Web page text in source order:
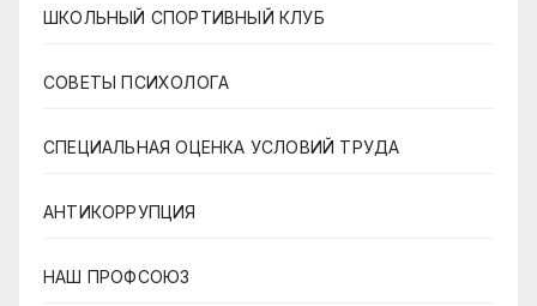
ШКОЛЬНЫЙ СПОРТИВНЫЙ КЛУБ
СОВЕТЫ ПСИХОЛОГА
СПЕЦИАЛЬНАЯ ОЦЕНКА УСЛОВИЙ ТРУДА
АНТИКОРРУПЦИЯ
НАШ ПРОФСОЮЗ